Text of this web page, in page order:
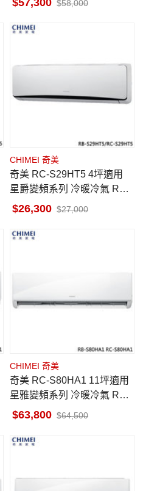
57,300 58,000
CHIMEI 奇美
奇美 RC-S29HT5 4坪適用
星爵變頻系列 冷暖冷氣 RB-
S29HT5
26,300 27,000
CHIMEI 奇美
奇美 RC-S80HA1 11坪適用
星雅變頻系列 冷暖冷氣 RB-
S80HA1
63,800 64,500